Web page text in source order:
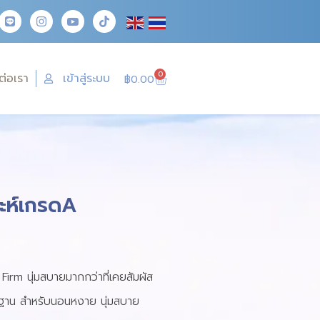
เรา เข้าสู่ระบบ ฿0.00 0
เกรดA
นุ่มสบายมากกว่าที่เคยสัมผัส
น สำหรับนอนหงาย นุ่มสบาย